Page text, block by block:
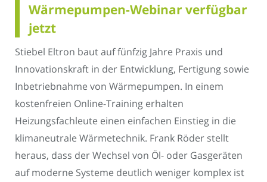
Wärmepumpen-Webinar verfügbar
jetzt
Stiebel Eltron baut auf fünfzig Jahre Praxis und
Innovationskraft in der Entwicklung, Fertigung sowie
Inbetriebnahme von Wärmepumpen. In einem
kostenfreien Online-Training erhalten
Heizungsfachleute einen einfachen Einstieg in die
klimaneutrale Wärmetechnik. Frank Röder stellt
heraus, dass der Wechsel von Öl- oder Gasgeräten
auf moderne Systeme deutlich weniger komplex ist